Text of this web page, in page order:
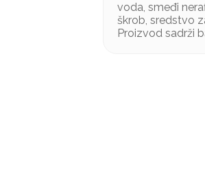
voda, smeđi
škrob, sredstvo
Proizvod sadrži